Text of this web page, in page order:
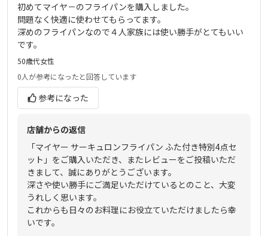
初めてマイヤ－のフライパンを購入しました。
問題なく快適に使わせてもらってます。
深めのフライパンなので４人家族には使い勝手がとてもいい
です。
50歳代女性
0人が参考になったと回答しています
参考になった
店舗からの返信
「マイヤー サーキュロンフライパン ふた付き特別4点セ
ット」をご購入いただき、またレビューをご投稿いただ
きまして、誠にありがとうございます。
深さや使い勝手にご満足いただけているとのこと、大変
うれしく思います。
これからも日々のお料理にお役立ていただけましたら幸
いです。